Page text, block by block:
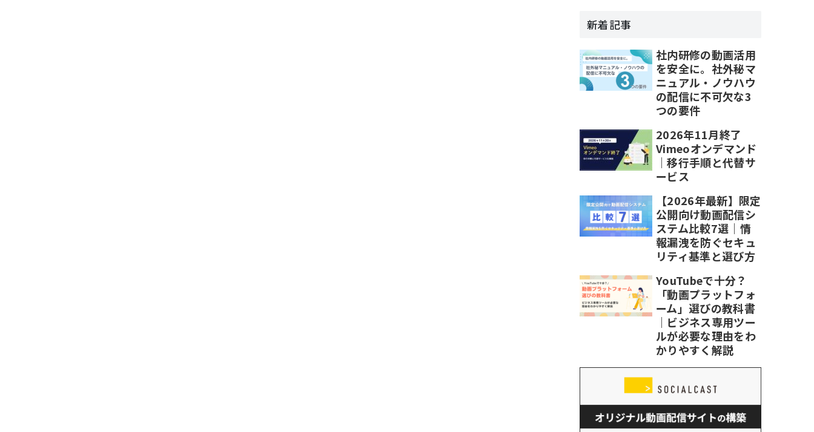
新着記事
社内研修の動画活用
を安全に。社外秘マ
ニュアル・ノウハウ
の配信に不可欠な3
つの要件
2026年11月終了
Vimeoオンデマンド
｜移行手順と代替サ
ービス
【2026年最新】限定
公開向け動画配信シ
ステム比較7選｜情
報漏洩を防ぐセキュ
リティ基準と選び方
YouTubeで十分？
「動画プラットフォ
ーム」選びの教科書
｜ビジネス専用ツー
ルが必要な理由をわ
かりやすく解説